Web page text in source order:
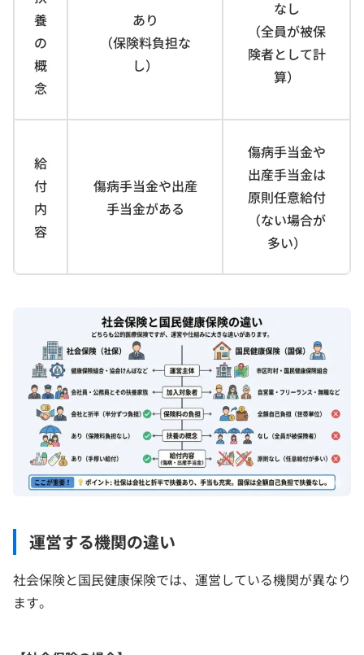
養
の
概
念
あり
（保険料負担な
し）
なし
（全員が被保
険者として計
算）
給
付
内
容
傷病手当金や出産
手当金がある
傷病手当金や
出産手当金は
原則任意給付
（ない場合が
多い）
運営する機関の違い
社会保険と国民健康保険では、運営している機関が異なり
ます。